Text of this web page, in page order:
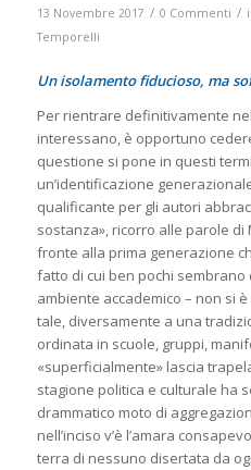
13 Novembre 2017 / 0 Commenti /
Temporelli
Un isolamento fiducioso, ma
Per rientrare definitivamente
interessano, è opportuno
questione si pone in questi
un’identificazione
qualificante per gli autori
sostanza», ricorro alle parole di
fronte alla prima generazione
fatto di cui ben pochi
ambiente accademico – non si
tale, diversamente a una
ordinata in scuole, gruppi,
«superficialmente» lascia
stagione politica e culturale ha
drammatico moto di
nell’inciso v’è l’amara
terra di nessuno disertata da